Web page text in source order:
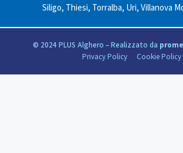
Siligo, Thiesi, Torralba, Uri,Villanova
© 2024 PLUS Alghero – Realizzato da
Privacy Policy
Cookie Policy